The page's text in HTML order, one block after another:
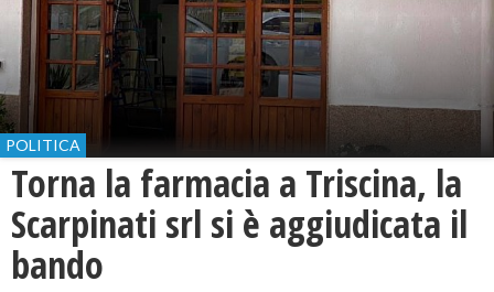
POLITICA
Torna la farmacia a Triscina, la
Scarpinati srl si è aggiudicata il
bando